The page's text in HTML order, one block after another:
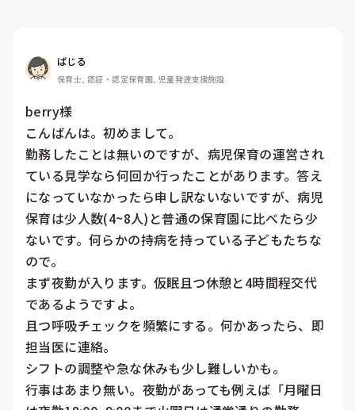
ばじる
保育士, 認証・認定保育園, 児童発達支援施設
berry様
こんばんは。初めまして。
勤務したことは無いのですが、病児保育の運営され
ている見学なら何回か行ったことがあります。答え
になっていなかったら申し訳ないないですが、病児
保育は少人数(4~8人)と普通の保育園に比べたら少
ないです。何らかの持病を持っている子どもたちな
ので。
まず夜勤が入ります。仮眠且つ休憩と4時間程交代
であるようですよ。
且つ呼吸チェックを頻繁にする。何かあったら、即
担当医に連絡。
シフトの調整や急な休みも少し難しいかも。
行事はあまり無い。夜勤があっても例えば「月曜日